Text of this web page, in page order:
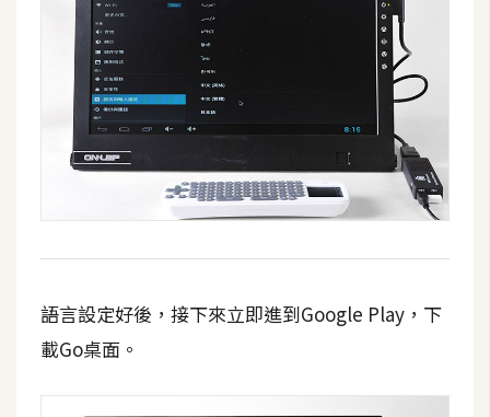
語言設定好後，接下來立即進到Google Play，下
載Go桌面。